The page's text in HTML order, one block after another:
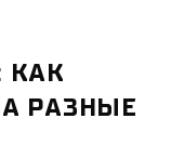
КАК
РАЗНЫЕ